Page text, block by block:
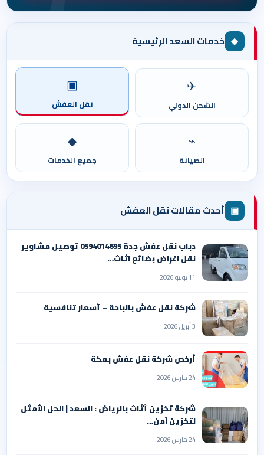
◆ خدمات السعد الرئيسية
✈
الشحن الدولي
▣
نقل العفش
⌁
الصيانة
◆
جميع الخدمات
▣ أحدث مقالات نقل العفش
دباب نقل عفش جدة 0594014695 توصيل مشاوير
نقل اغراض بضائع اثاث…
11 يوليو 2026
شركة نقل عفش بالباحة – أسعار تنافسية
3 أبريل 2026
أرخص شركة نقل عفش بمكة
24 مارس 2026
شركة تخزين أثاث بالرياض : السعد | الحل الأمثل
لتخزين آمن…
24 مارس 2026